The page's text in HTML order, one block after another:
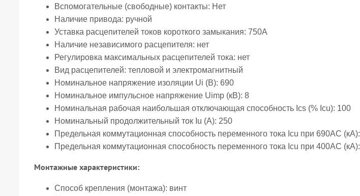
Вспомогательные (свободные) контакты: Нет
Наличие привода: ручной
Уставка расцепителей токов короткого замыкания: 750А
Наличие независимого расцепителя: нет
Регулировка максимальных расцепителей тока: нет
Вид расцепителей: тепловой и электромагнитный
Номинальное напряжение изоляции Ui (В): 690
Номинальное импульсное напряжение Uimp (кВ): 8
Номинальная рабочая наибольшая отключающая способность Ics (% Icu): 100
Номинальный продолжительный ток Iu (А): 250
Предельная коммутационная способность переменного тока Icu при 690AC (кА):
Предельная коммутационная способность переменного тока Icu при 400АС (кА):
Монтажные характеристики:
Способ крепления (монтажа): винт